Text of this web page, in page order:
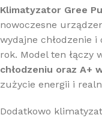
Klimatyzator Gree
nowoczesne
wydajne chłodzenie
rok. Model ten łączy
chłodzeniu oraz A+
zużycie energii i
Dodatkowo